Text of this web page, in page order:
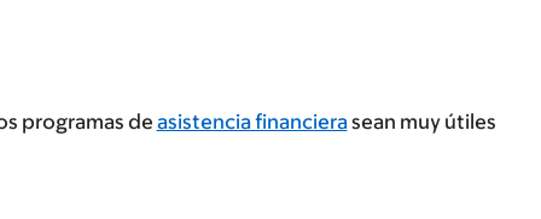
programas deasistencia financierasean muy útiles